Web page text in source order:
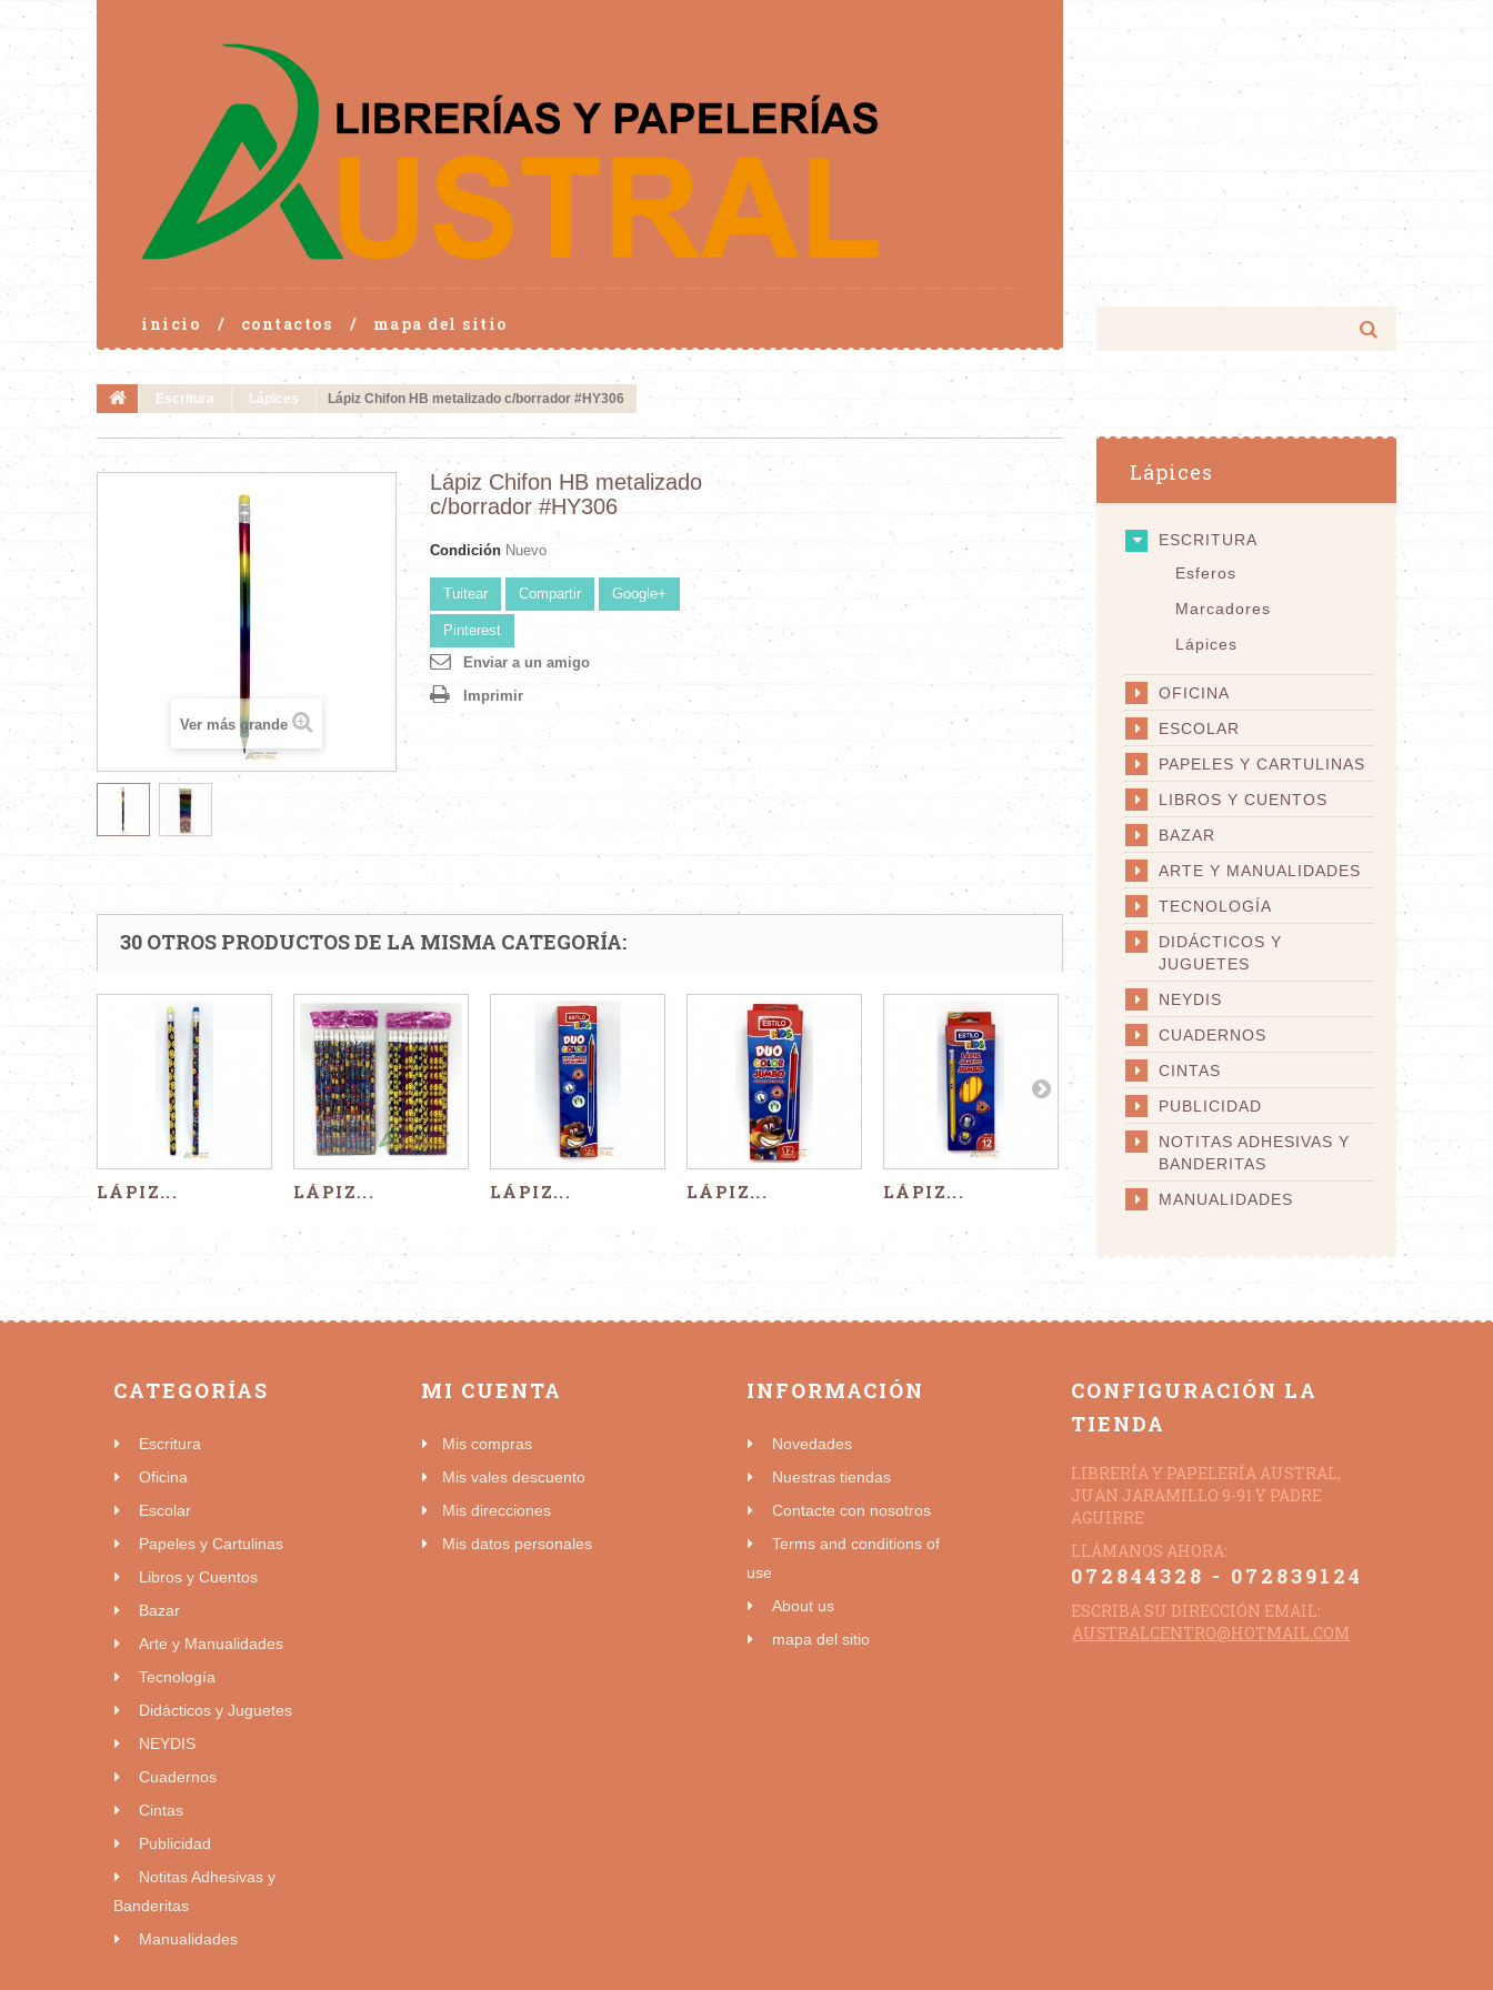
inicio contactos mapa del sitio
Escritura Lápices Lápiz Chifon HB metalizado c/borrador #HY306
Ver más grande
Lápiz Chifon HB metalizado
c/borrador #HY306
Condición Nuevo
Tuitear Compartir Google+
Pinterest
Enviar a un amigo
Imprimir
30 OTROS PRODUCTOS DE LA MISMA CATEGORÍA:
LÁPIZ... LÁPIZ... LÁPIZ... LÁPIZ... LÁPIZ... LÁPIZ FABER LÁPIZ FABER...
Lápices
ESCRITURA
Esferos
Marcadores
Lápices
OFICINA
ESCOLAR
PAPELES Y CARTULINAS
LIBROS Y CUENTOS
BAZAR
ARTE Y MANUALIDADES
TECNOLOGÍA
DIDÁCTICOS Y
JUGUETES
NEYDIS
CUADERNOS
CINTAS
PUBLICIDAD
NOTITAS ADHESIVAS Y
BANDERITAS
MANUALIDADES
CATEGORÍAS
Escritura
Oficina
Escolar
Papeles y Cartulinas
Libros y Cuentos
Bazar
Arte y Manualidades
Tecnología
Didácticos y Juguetes
NEYDIS
Cuadernos
Cintas
Publicidad
Notitas Adhesivas y
Banderitas
Manualidades
MI CUENTA
Mis compras
Mis vales descuento
Mis direcciones
Mis datos personales
INFORMACIÓN
Novedades
Nuestras tiendas
Contacte con nosotros
Terms and conditions of
use
About us
mapa del sitio
CONFIGURACIÓN LA
TIENDA
LIBRERÍA Y PAPELERÍA AUSTRAL,
JUAN JARAMILLO 9-91 Y PADRE
AGUIRRE
LLÁMANOS AHORA:
072844328 - 072839124
ESCRIBA SU DIRECCIÓN EMAIL:
AUSTRALCENTRO@HOTMAIL.COM